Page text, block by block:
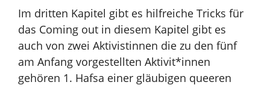
Im dritten Kapitel gibt es hilfreiche Tricks für
das Coming out in diesem Kapitel gibt es
auch von zwei Aktivistinnen die zu den fünf
am Anfang vorgestellten Aktivit*innen
gehören 1. Hafsa einer gläubigen queeren